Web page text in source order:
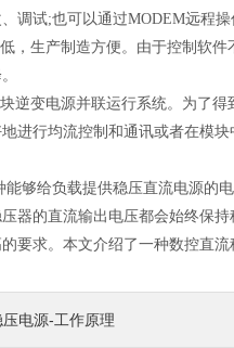
调试;也可以通过MODEM远程操
，生产制造方便。由于控制软
逆变电源并联运行系统。为了
进行均流控制和通讯或者在模
能够给负载提供稳压直流电源的
器的直流输出电压都会始终保
要求。本文介绍了一种数控直
电源-工作原理